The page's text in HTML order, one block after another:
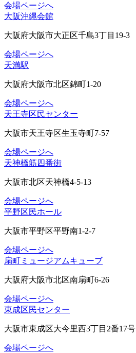
会場ページへ
大阪沖縄会館
大阪府大阪市大正区千島3丁目19-3
会場ページへ
天満駅
大阪府大阪市北区錦町1-20
会場ページへ
天王寺区民センター
大阪市天王寺区生玉寺町7-57
会場ページへ
天神橋筋四番街
大阪市北区天神橋4-5-13
会場ページへ
平野区民ホール
大阪市平野区平野南1-2-7
会場ページへ
扇町ミュージアムキューブ
大阪府大阪市北区南扇町6-26
会場ページへ
東成区民センター
大阪市東成区大今里西3丁目2番17号
会場ページへ